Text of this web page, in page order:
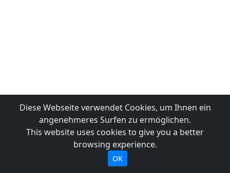
Diese Webseite verwendet Cookies, um Ihnen ein
angenehmeres Surfen zu ermöglichen.
This website uses cookies to give you a better
browsing experience.
OK